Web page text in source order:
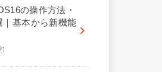
の操作方法・
｜基本から新機能